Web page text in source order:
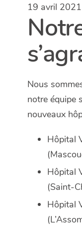
19 avril 2021
Nous
notre équipe
nouveaux
Hôpital
Hôpital
(Saint-
Hôpital